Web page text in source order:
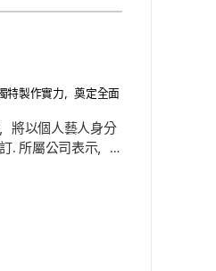
特製作實力，奠定全面
將以個人藝人身分
. 所屬公司表示，